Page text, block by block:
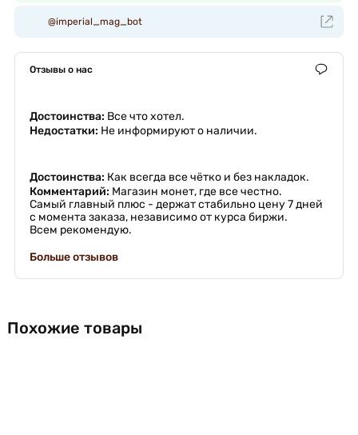
@imperial_mag_bot
Отзывы о нас
Достоинства: Все что хотел.
Недостатки: Не информируют о наличии.
Достоинства: Как всегда все чётко и без накладок.
Комментарий: Магазин монет, где все честно.
Самый главный плюс - держат стабильно цену 7 дней
с момента заказа, независимо от курса биржи.
Всем рекомендую.
Больше отзывов
Похожие товары